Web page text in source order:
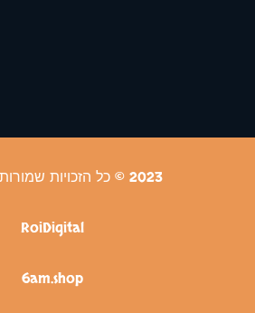
2023 © כל הזכויות שמורות ל Buy24
RoiDigital
6am.shop